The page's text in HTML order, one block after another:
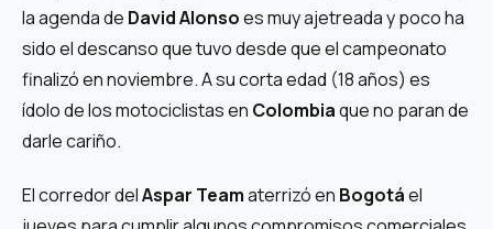
la agenda de David Alonsoes muy ajetreada y poco ha
sido el descanso que tuvo desde que el campeonato
finalizó en noviembre. A su corta edad (18 años) es
ídolo de los motociclistas en Colombiaque no paran de
darle cariño.
El corredor delAspar Teamaterrizó en Bogotáel